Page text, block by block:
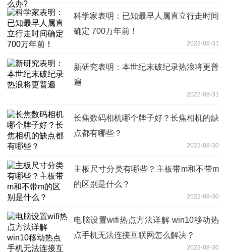
科学家表明：已知最早人属直立行走时间
确定 700万年前！
2022-08-31
新研究表明：本世纪末破纪录热浪将更普
遍
2022-08-31
长焦数码相机哪个牌子好？长焦相机的缺
点都有哪些？
2022-08-30
主板尺寸分类有哪些？主板带m和不带m
的区别是什么？
2022-08-30
电脑设置wifi热点方法详解 win10移动热
点手机无法连接互联网怎么解决？
2022-08-30